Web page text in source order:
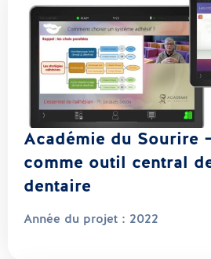
Académie du Sourire
comme outil central
dentaire
Année du projet : 2022